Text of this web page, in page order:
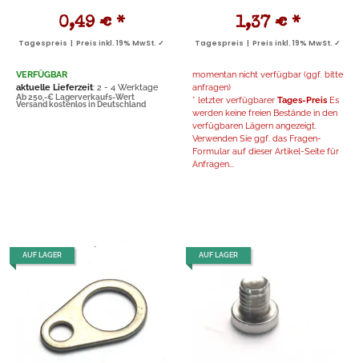
0,49 € *
Tagespreis | Preis inkl. 19% MwSt. ✓
VERFÜGBAR
aktuelle Lieferzeit: 2 - 4 Werktage
Ab 250,-€ Lagerverkaufs-Wert
Versand kostenlos in Deutschland
1,37 € *
Tagespreis | Preis inkl. 19% MwSt. ✓
momentan nicht verfügbar (ggf. bitte
anfragen)
* letzter verfügbarer Tages-Preis Es
werden keine freien Bestände in den
verfügbaren Lägern angezeigt.
Verwenden Sie ggf. das Fragen-
Formular auf dieser Artikel-Seite für
Anfragen...
AUF LAGER AUF LAGER